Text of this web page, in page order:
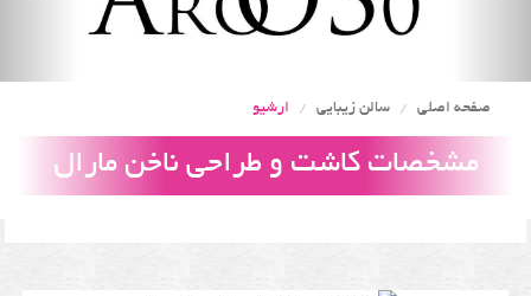
صفحه اصلی سالن زیبایی ارشیو
مشخصات کاشت و طراحی ناخن مارال